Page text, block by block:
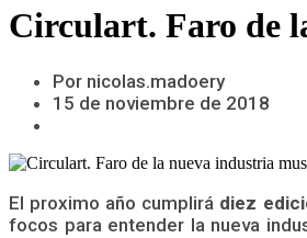
Circulart. Faro de
Por nicolas.madoery
15 de noviembre de 2018
El proximo año cumplirá diez
focos para entender la nueva